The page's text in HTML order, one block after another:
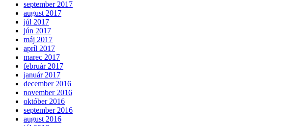
september 2017
august 2017
júl 2017
jún 2017
máj 2017
apríl 2017
marec 2017
február 2017
január 2017
december 2016
november 2016
október 2016
september 2016
august 2016